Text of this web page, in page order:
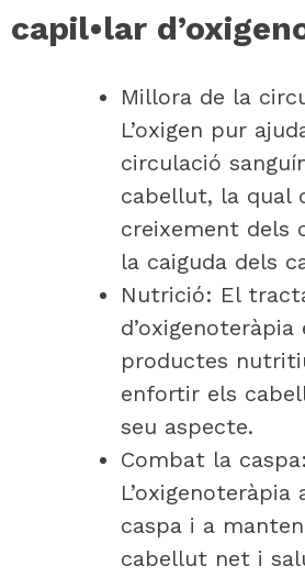
capil•lar
Millora de la
L’oxigen pur
circulació
cabellut, la qual
creixement dels
la caiguda dels
Nutrició: El
productes
enfortir els
seu aspecte.
Combat la caspa:
caspa i a
cabellut net i